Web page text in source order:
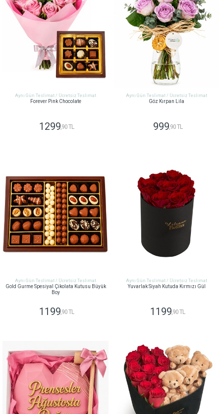
Aynı Gün Teslimat / Ücretsiz Teslimat
Forever Pink Chocolate
1299,90 TL
Aynı Gün Teslimat / Ücretsiz Teslimat
Göz Kırpan Lila
999,90 TL
Aynı Gün Teslimat / Ücretsiz Teslimat
Gold Gurme Spesiyal Çikolata Kutusu Büyük
Boy
1199,90 TL
Aynı Gün Teslimat / Ücretsiz Teslimat
Yuvarlak Siyah Kutuda Kırmızı Gül
1199,90 TL